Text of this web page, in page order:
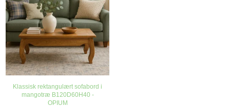
Klassisk rektangulært sofabord i
mangotræ B120D60H40 -
OPIUM